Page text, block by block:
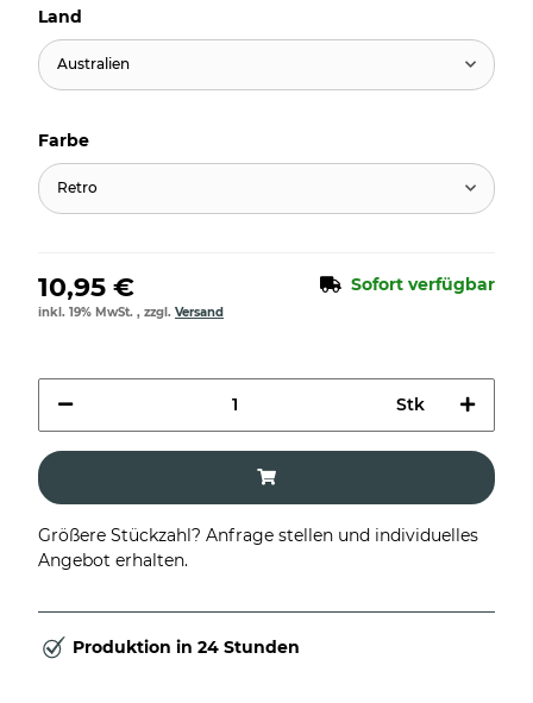
Land
Australien
Farbe
Retro
10,95 € Sofort verfügbar
inkl. 19% MwSt. , zzgl. Versand
Stk
Größere Stückzahl? Anfrage stellen und individuelles
Angebot erhalten.
Produktion in 24 Stunden